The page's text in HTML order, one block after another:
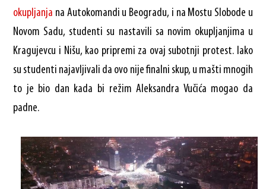
okupljanja na Autokomandi u Beogradu, i na Mostu Slobode u
Novom Sadu, studenti su nastavili sa novim okupljanjima u
Kragujevcu i Nišu, kao pripremi za ovaj subotnji protest. Iako
su studenti najavljivali da ovo nije finalni skup, u mašti mnogih
to je bio dan kada bi režim Aleksandra Vučića mogao da
padne.